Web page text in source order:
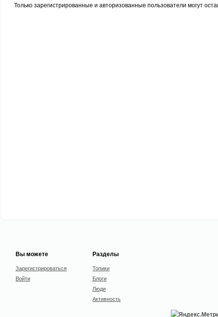
Только зарегистрированные и авторизованные пользователи могут
Вы можете
Зарегистрироваться
Войти
Разделы
Топики
Блоги
Люди
Активность